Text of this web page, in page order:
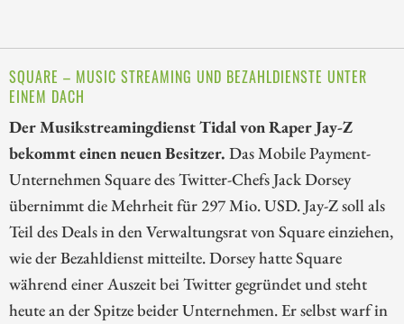
SQUARE – MUSIC STREAMING UND BEZAHLDIENSTE UNTER
EINEM DACH
Der Musikstreamingdienst Tidal von Raper Jay-Z
bekommt einen neuen Besitzer. Das Mobile Payment-
Unternehmen Square des Twitter-Chefs Jack Dorsey
übernimmt die Mehrheit für 297 Mio. USD. Jay-Z soll als
Teil des Deals in den Verwaltungsrat von Square einziehen,
wie der Bezahldienst mitteilte. Dorsey hatte Square
während einer Auszeit bei Twitter gegründet und steht
heute an der Spitze beider Unternehmen. Er selbst warf in